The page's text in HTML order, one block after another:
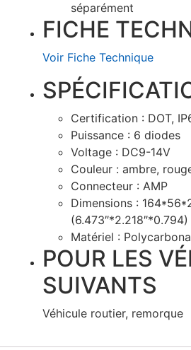
séparément
FICHE
Voir Fiche Technique
Certification : DOT,
Puissance : 6 diodes
Voltage : DC9-14V
Couleur : ambre,
Connecteur : AMP
Dimensions :
(6.473″*2.218″*0.794)
Matériel :
POUR LES
SUIVANTS
Véhicule routier, remorque